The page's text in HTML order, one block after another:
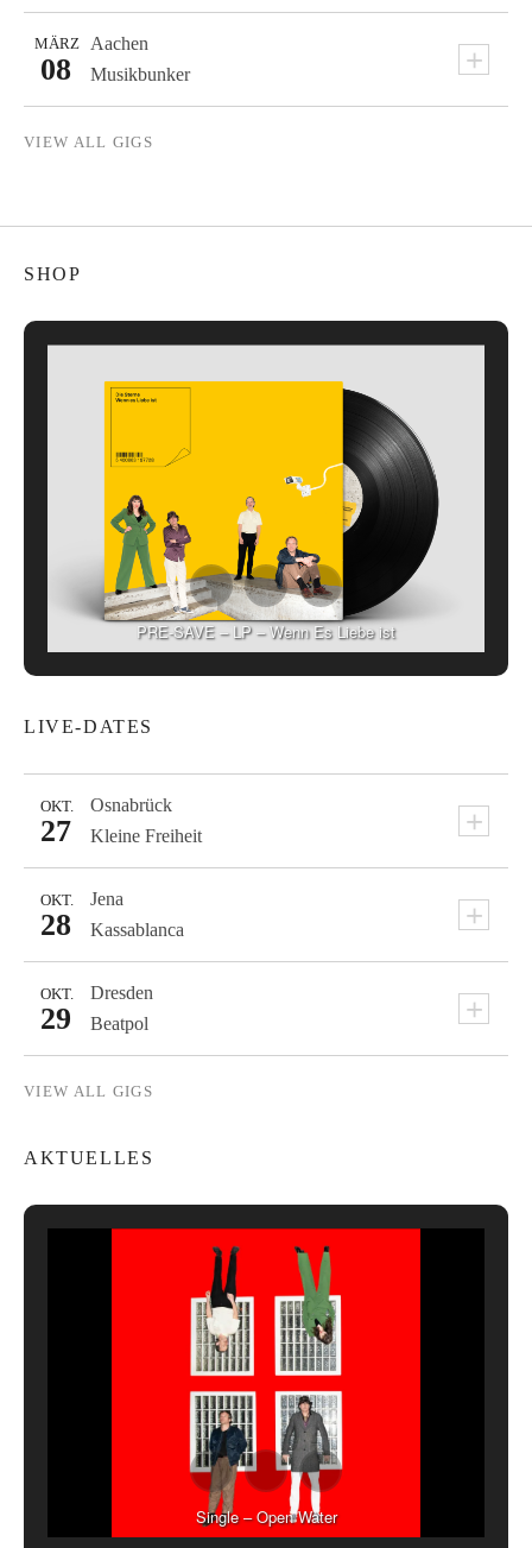
Aachen +
MÄRZ
08 Musikbunker
VIEW ALL GIGS
SHOP
PRE-SAVE – LP – Wenn Es Liebe ist
LIVE-DATES
Osnabrück +
OKT.
27 Kleine Freiheit
Jena +
OKT.
28 Kassablanca
Dresden +
OKT.
29 Beatpol
VIEW ALL GIGS
AKTUELLES
Single – Open Water